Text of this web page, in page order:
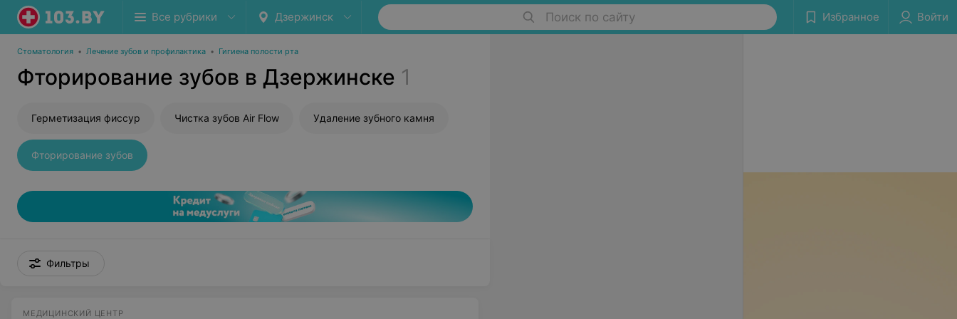
Все рубрики Дзержинск Поиск по сайту Избранное Войти
Стоматология • Лечение зубов и профилактика • Гигиена полости рта
Фторирование зубов в Дзержинске 1
Герметизация фиссур Чистка зубов Air Flow Удаление зубного камня
Фторирование зубов
Фильтры
МЕДИЦИНСКИЙ ЦЕНТР